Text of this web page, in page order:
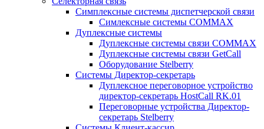
Симплексные системы диспетчерской связи
Симлексные системы COMMAX
Дуплексные системы
Дуплексные системы связи COMMAX
Дуплексные системы связи GetCall
Оборудование Stelberry
Системы Директор-секретарь
Дуплексное переговорное устройство
директор-секретарь HostCall RK.01
Переговорные устройства Директор-
секретарь Stelberry